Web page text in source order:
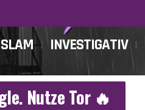
INVESTIGATIV
Nutze Tor 🔥